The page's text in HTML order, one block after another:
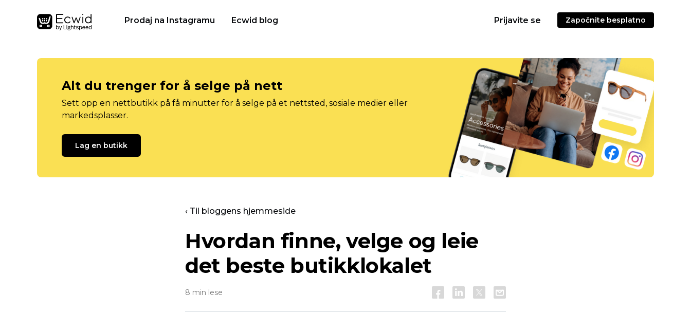
Prodaj na Instagramu Ecwid blog Prijavite se Započnite besplatno
Alt du trenger for å selge på nett
Sett opp en nettbutikk på få minutter for å selge på et nettsted, sosiale medier eller
markedsplasser.
Lag en butikk
‹ Til bloggens hjemmeside
Hvordan finne, velge og leie
det beste butikklokalet
8 min lese